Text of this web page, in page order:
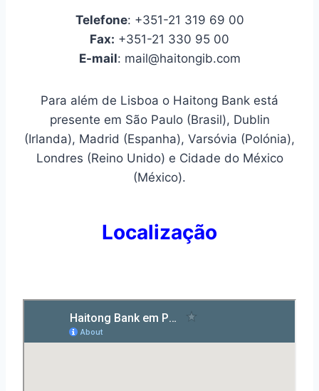
Telefone: +351-21 319 69 00
Fax: +351-21 330 95 00
E-mail: mail@haitongib.com
Para além de Lisboa o Haitong Bank está
presente em São Paulo (Brasil), Dublin
(Irlanda), Madrid (Espanha), Varsóvia (Polónia),
Londres (Reino Unido) e Cidade do México
(México).
Localização